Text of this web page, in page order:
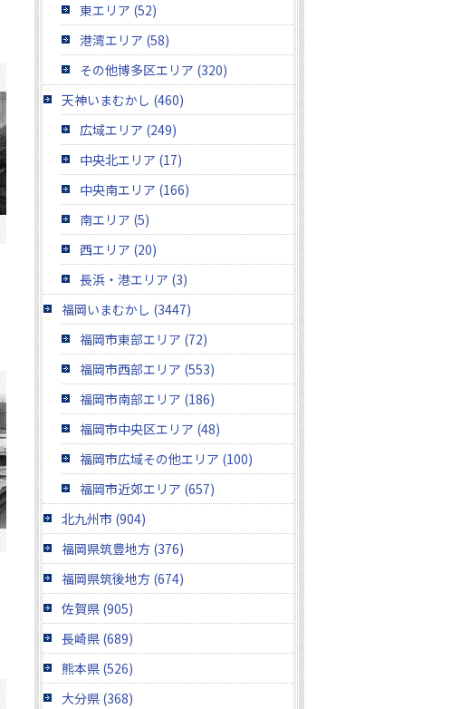
東エリア (52)
港湾エリア (58)
その他博多区エリア (320)
天神いまむかし (460)
広域エリア (249)
中央北エリア (17)
中央南エリア (166)
南エリア (5)
西エリア (20)
長浜・港エリア (3)
福岡いまむかし (3447)
福岡市東部エリア (72)
福岡市西部エリア (553)
福岡市南部エリア (186)
福岡市中央区エリア (48)
福岡市広域その他エリア (100)
福岡市近郊エリア (657)
北九州市 (904)
福岡県筑豊地方 (376)
福岡県筑後地方 (674)
佐賀県 (905)
長崎県 (689)
熊本県 (526)
大分県 (368)